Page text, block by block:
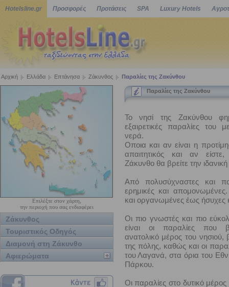
Hotelsline.gr Προσφορές Προτάσεις SPA Luxury Hotels
Αρχική Ελλάδα Επτάνησα Ζάκυνθος Παραλίες της Ζακύνθου
Επιλέξτε στον χάρτη,
την περιοχή που σας ενδιαφέρει
Ζάκυνθος
Τουριστικός Οδηγός
Διαμονή στη Ζάκυνθο
Αφιερώματα
Παραλίες της Ζακύνθου
Το νησί της Ζακύνθου
εξαιρετικές παραλίες του
νερά.
Οποια και αν είναι η
απαιτητικός και αν
Ζάκυνθο θα βρείτε την
Από πολυσύχναστες και
ερημικές και
και οργανωμένες έως ήσυχες
Οι πιο γνωστές και πιο
είναι οι παραλίες που
ανατολικό μέρος του νησιού,
της πόλης, καθώς και οι
του Λαγανά, στα όρια του
Πάρκου.
Οι παραλίες στο δυτικό μέρος